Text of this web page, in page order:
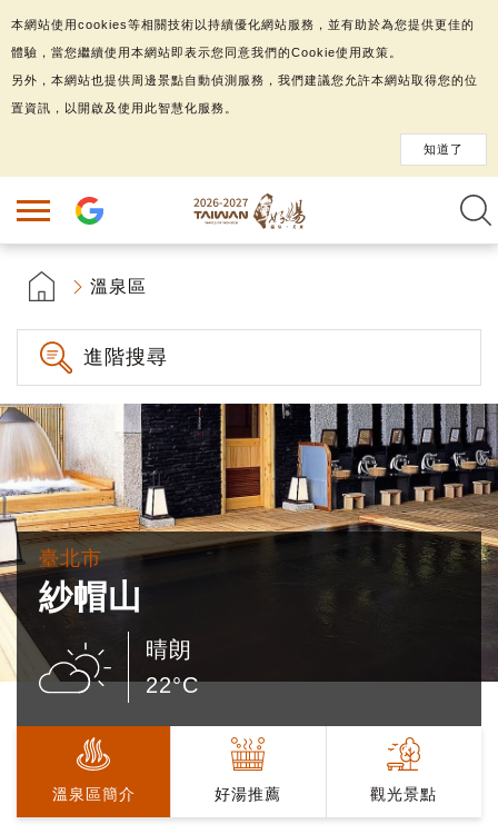
溫泉區
進階搜尋
臺北市
紗帽山
晴朗
22°C
溫泉區簡介 好湯推薦 觀光景點
本網站使用cookies等相關技術以持續優化網站服務，並有助於為您提供更佳的
體驗，當您繼續使用本網站即表示您同意我們的Cookie使用政策。
另外，本網站也提供周邊景點自動偵測服務，我們建議您允許本網站取得您的位
置資訊，以開啟及使用此智慧化服務。
知道了